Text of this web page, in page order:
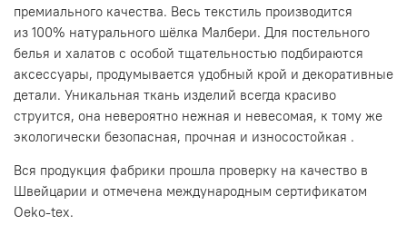
премиального качества. Весь текстиль производится
из 100% натурального шёлка Малбери. Для постельного
белья и халатов с особой тщательностью подбираются
аксессуары, продумывается удобный крой и декоративные
детали. Уникальная ткань изделий всегда красиво
струится, она невероятно нежная и невесомая, к тому же
экологически безопасная, прочная и износостойкая .
Вся продукция фабрики прошла проверку на качество в
Швейцарии и отмечена международным сертификатом
Oeko-tex.